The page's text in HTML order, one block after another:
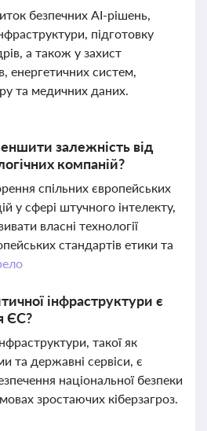
безпечних AI-рішень,
підготовку
а також у захист
енергетичних систем,
та медичних даних.
залежність від
компаній?
спільних європейських
у сфері штучного інтелекту,
власні технології
стандартів етики та
інфраструктури є
ЄС?
такої як
та державні сервіси, є
національної безпеки
зростаючих кіберзагроз.